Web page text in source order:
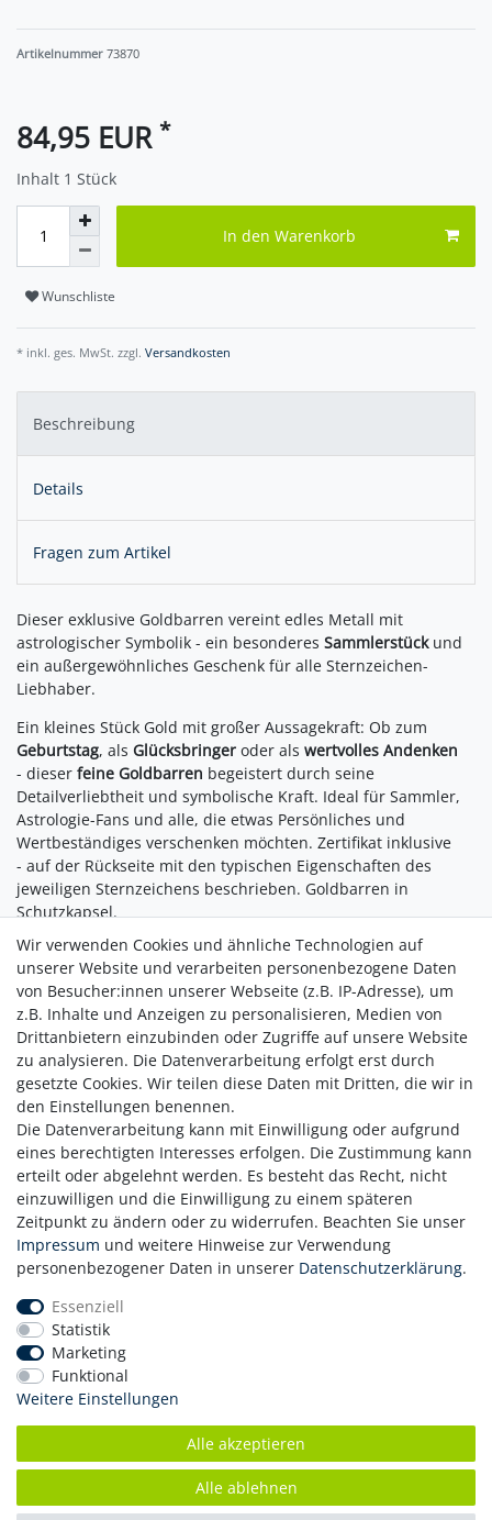
Artikelnummer 73870
84,95 EUR *
Inhalt 1 Stück
In den Warenkorb
Wunschliste
* inkl. ges. MwSt. zzgl. Versandkosten
Beschreibung
Details
Fragen zum Artikel
Dieser exklusive Goldbarren vereint edles Metall mit
astrologischer Symbolik - ein besonderes Sammlerstückund
ein außergewöhnliches Geschenk für alle Sternzeichen-
Liebhaber.
Ein kleines Stück Gold mit großer Aussagekraft: Ob zum
Geburtstag, als Glücksbringer oder als wertvolles Andenken
- dieser feine Goldbarren begeistert durch seine
Detailverliebtheit und symbolische Kraft. Ideal für Sammler,
Astrologie-Fans und alle, die etwas Persönliches und
Wertbeständiges verschenken möchten. Zertifikat inklusive
- auf der Rückseite mit den typischen Eigenschaften des
jeweiligen Sternzeichens beschrieben. Goldbarren in
Schutzkapsel.
Auf einen Blick:
Ausgabeland: Solomon Islands
Limitierte Besonderheiten:
Avers: Fein graviertes Motiv mit den 12 Tierkreiszeichen
Revers: Porträt von König Charles III
Zahlung
Versand
Daten­schutz­erklärung
AGB
Hinweis zur Batterieentsorgung
Erklärung zur Barrierefreiheit
Kontakt
Vertrag widerrufen
© Copyright 2026 | Alle Rechte vorbehalten.
Wir verwenden Cookies und ähnliche Technologien auf
unserer Website und verarbeiten personenbezogene Daten
von Besucher:innen unserer Webseite (z.B. IP-Adresse), um
z.B. Inhalte und Anzeigen zu personalisieren, Medien von
Drittanbietern einzubinden oder Zugriffe auf unsere Website
zu analysieren. Die Datenverarbeitung erfolgt erst durch
gesetzte Cookies. Wir teilen diese Daten mit Dritten, die wir in
den Einstellungen benennen.
Die Datenverarbeitung kann mit Einwilligung oder aufgrund
eines berechtigten Interesses erfolgen. Die Zustimmung kann
erteilt oder abgelehnt werden. Es besteht das Recht, nicht
einzuwilligen und die Einwilligung zu einem späteren
Zeitpunkt zu ändern oder zu widerrufen. Beachten Sie unser
Impressum und weitere Hinweise zur Verwendung
personenbezogener Daten in unserer Daten­schutz­erklärung.
Essenziell
Statistik
Marketing
Funktional
Weitere Einstellungen
Alle akzeptieren
Alle ablehnen